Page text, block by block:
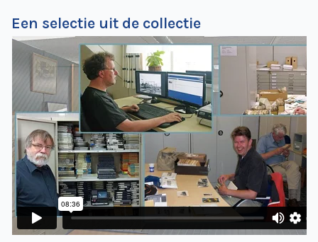
Een selectie uit de collectie